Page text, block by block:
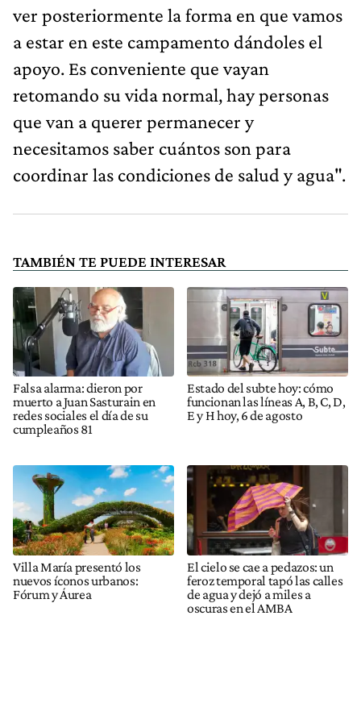
ver posteriormente la forma en que vamos
a estar en este campamento dándoles el
apoyo. Es conveniente que vayan
retomando su vida normal, hay personas
que van a querer permanecer y
necesitamos saber cuántos son para
coordinar las condiciones de salud y agua".
TAMBIÉN TE PUEDE INTERESAR
Falsa alarma: dieron por
muerto a Juan Sasturain en
redes sociales el día de su
cumpleaños 81
Estado del subte hoy: cómo
funcionan las líneas A, B, C, D,
E y H hoy, 6 de agosto
Villa María presentó los
nuevos íconos urbanos:
Fórum y Áurea
El cielo se cae a pedazos: un
feroz temporal tapó las calles
de agua y dejó a miles a
oscuras en el AMBA